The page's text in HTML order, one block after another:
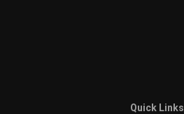
Quick Links